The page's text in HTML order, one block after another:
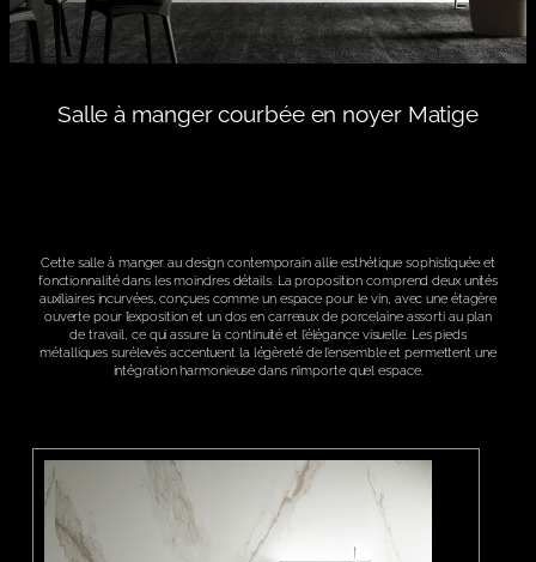
Salle à manger courbée en noyer Matige
Cette salle à manger au design contemporain allie esthétique sophistiquée et
fonctionnalité dans les moindres détails. La proposition comprend deux unités
auxiliaires incurvées, conçues comme un espace pour le vin, avec une étagère
ouverte pour l’exposition et un dos en carreaux de porcelaine assorti au plan
de travail, ce qui assure la continuité et l’élégance visuelle. Les pieds
métalliques surélevés accentuent la légèreté de l’ensemble et permettent une
intégration harmonieuse dans n’importe quel espace.